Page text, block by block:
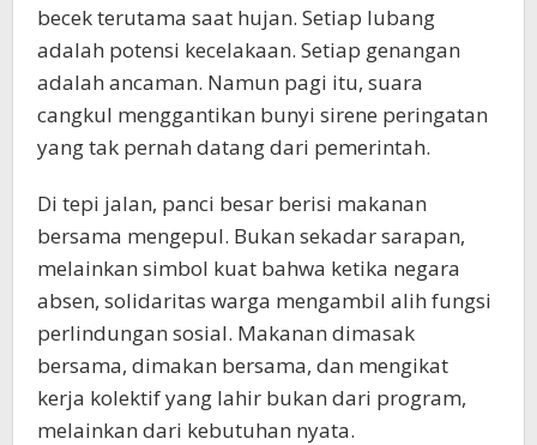
becek terutama saat hujan. Setiap lubang
adalah potensi kecelakaan. Setiap genangan
adalah ancaman. Namun pagi itu, suara
cangkul menggantikan bunyi sirene peringatan
yang tak pernah datang dari pemerintah.
Di tepi jalan, panci besar berisi makanan
bersama mengepul. Bukan sekadar sarapan,
melainkan simbol kuat bahwa ketika negara
absen, solidaritas warga mengambil alih fungsi
perlindungan sosial. Makanan dimasak
bersama, dimakan bersama, dan mengikat
kerja kolektif yang lahir bukan dari program,
melainkan dari kebutuhan nyata.